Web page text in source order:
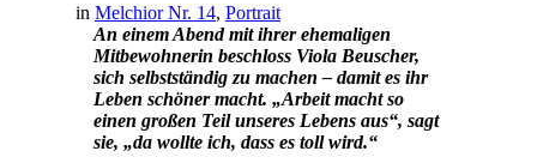
in Melchior Nr. 14, Portrait
An einem Abend mit ihrer ehemaligen
Mitbewohnerin beschloss Viola Beuscher,
sich selbstständig zu machen – damit es ihr
Leben schöner macht. „Arbeit macht so
einen großen Teil unseres Lebens aus“, sagt
sie, „da wollte ich, dass es toll wird.“